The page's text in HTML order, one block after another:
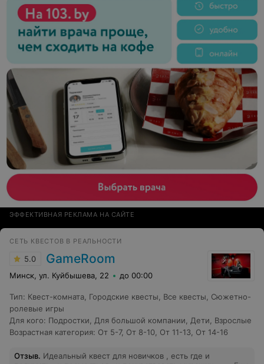
ЭФФЕКТИВНАЯ РЕКЛАМА НА САЙТЕ
СЕТЬ КВЕСТОВ В РЕАЛЬНОСТИ
5.0 GameRoom
Минск, ул. Куйбышева, 22 до 00:00
Тип: Квест-комната Городские квесты Все квесты
Сюжетно-
ролевые игры
Для кого: Подростки Для большой компании Дети
Взрослые
Возрастная категория: От 5-7, От 8-10 От 11-13 От 14-16
Отзыв. Идеальный квест для новичков , есть где и